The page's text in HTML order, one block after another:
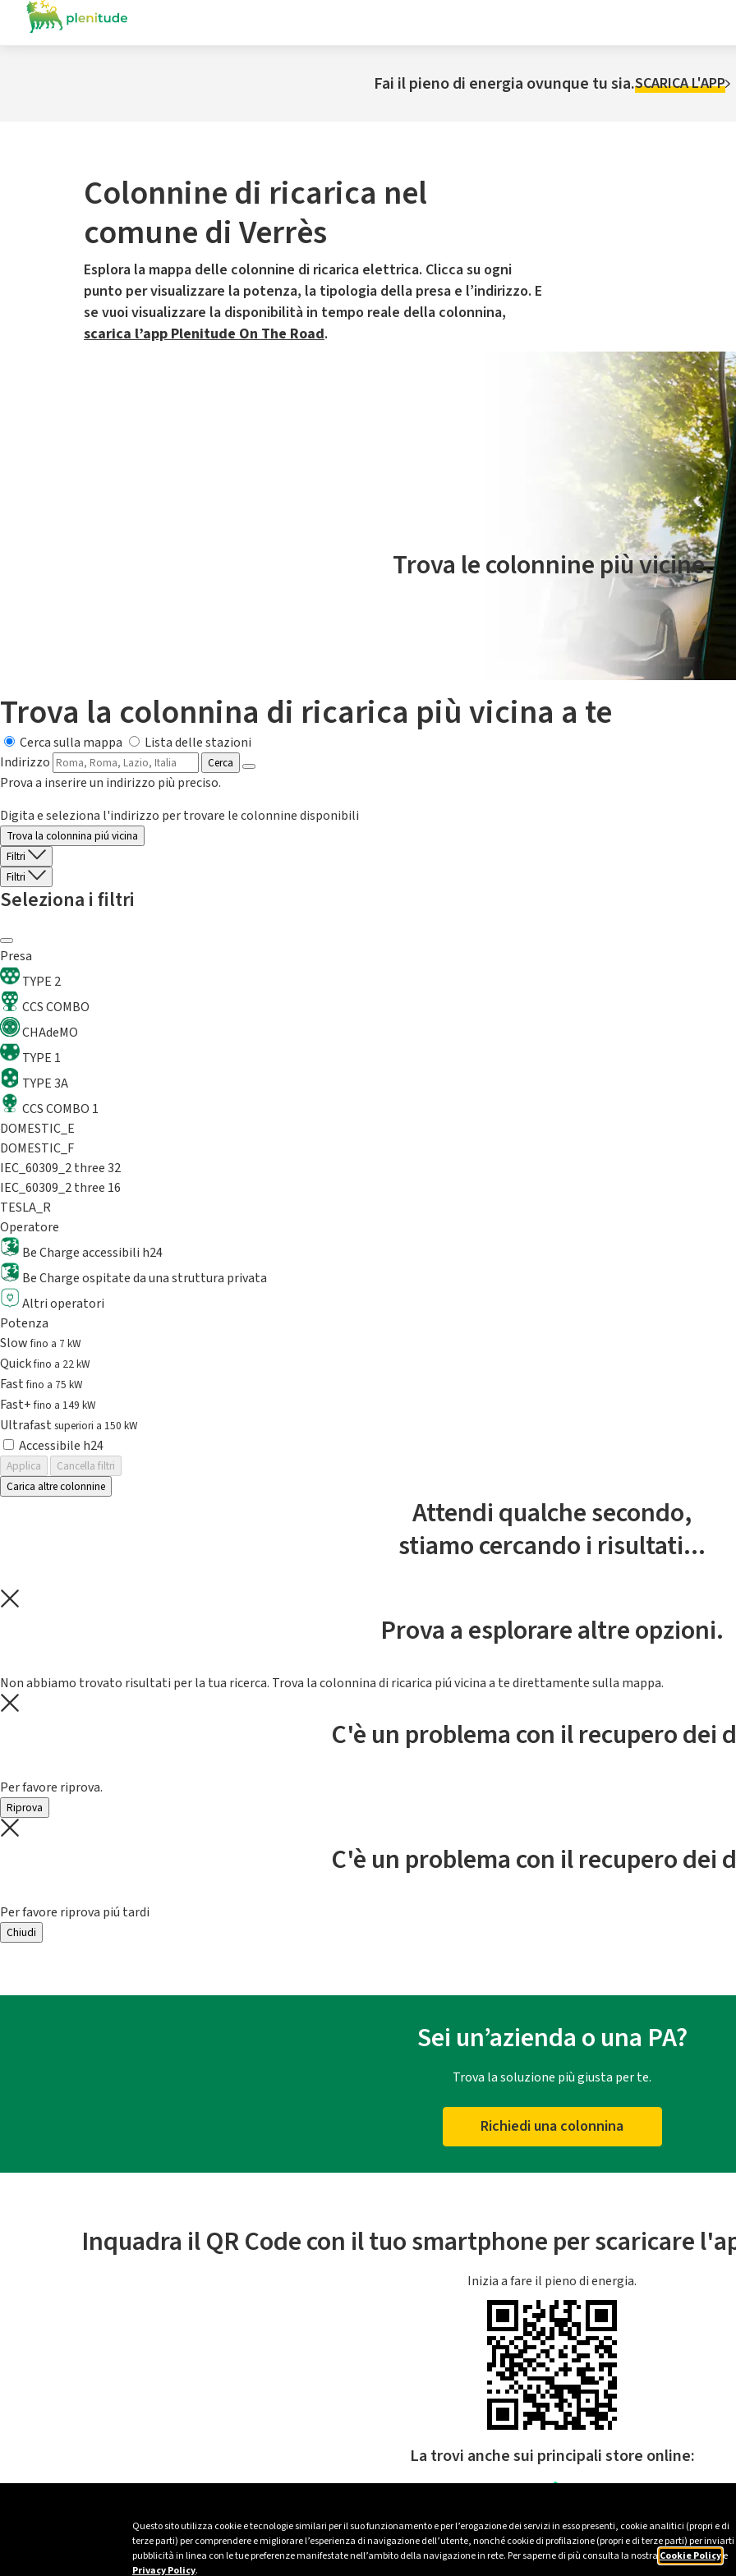
Questo sito utilizza cookie e tecnologie similari per il suo funzionamento e per l’erogazione dei servizi in esso presenti, cookie analitici (propri e di
terze parti) per comprendere e migliorare l’esperienza di navigazione dell’utente, nonché cookie di profilazione (propri e di terze parti) per inviarti
pubblicità in linea con le tue preferenze manifestate nell’ambito della navigazione in rete. Per saperne di più consulta la nostra Cookie Policye
Privacy Policy.
Fai il pieno di energia ovunque tu sia.SCARICA L'APP
Colonnine di ricarica nel
comune di Verrès
Esplora la mappa delle colonnine di ricarica elettrica. Clicca su ogni
punto per visualizzare la potenza, la tipologia della presa e l’indirizzo. E
se vuoi visualizzare la disponibilità in tempo reale della colonnina,
scarica l’app Plenitude On The Road.
Il servizio di mobilità elettrica è gestito da Plenitude On The Road
Trova le colonnine più vicine.
Trova la colonnina di ricarica più vicina a te
Cerca sulla mappa
Lista delle stazioni
Indirizzo
Cerca
Prova a inserire un indirizzo più preciso.
Digita e seleziona l'indirizzo per trovare le colonnine disponibili
Trova la colonnina piú vicina
Filtri
Filtri
Seleziona i filtri
Presa
TYPE 2
CCS COMBO
CHAdeMO
TYPE 1
TYPE 3A
CCS COMBO 1
DOMESTIC_E
DOMESTIC_F
IEC_60309_2 three 32
IEC_60309_2 three 16
TESLA_R
Operatore
Be Charge accessibili h24
Be Charge ospitate da una struttura privata
Altri operatori
Potenza
Slowfino a 7 kW
Quickfino a 22 kW
Fastfino a 75 kW
Fast+fino a 149 kW
Ultrafast superiori a 150 kW
Accessibile h24
Applica
Cancella filtri
Carica altre colonnine
Attendi qualche secondo,
stiamo cercando i risultati...
Prova a esplorare altre opzioni.
Non abbiamo trovato risultati per la tua ricerca. Trova la colonnina di ricarica piú vicina a te direttamente sulla mappa.
C'è un problema con il recupero dei
Per favore riprova.
Riprova
C'è un problema con il recupero dei
Per favore riprova piú tardi
Chiudi
Sei un’azienda o una PA?
Trova la soluzione più giusta per te.
Richiedi una colonnina
Inquadra il QR Code con il tuo smartphone per scaricare
Inizia a fare il pieno di energia.
La trovi anche sui principali store online: